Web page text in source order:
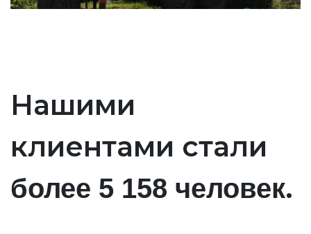
Нашими
клиентами стали
более 5 158 человек.